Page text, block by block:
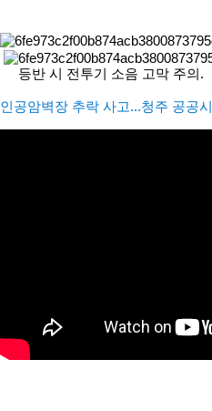
등반 시 전투기 소음 고막 주의.
인공암벽장 추락 사고...청주 공공